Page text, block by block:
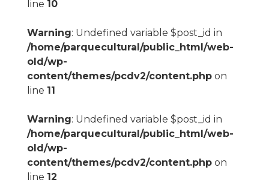
line 10
Warning: Undefined variable $post_id in
/home/parquecultural/public_html/web-
old/wp-
content/themes/pcdv2/content.phpon
line 11
Warning: Undefined variable $post_id in
/home/parquecultural/public_html/web-
old/wp-
content/themes/pcdv2/content.phpon
line 12